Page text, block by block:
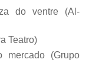
do ventre (Al-
Teatro)
mercado (Grupo